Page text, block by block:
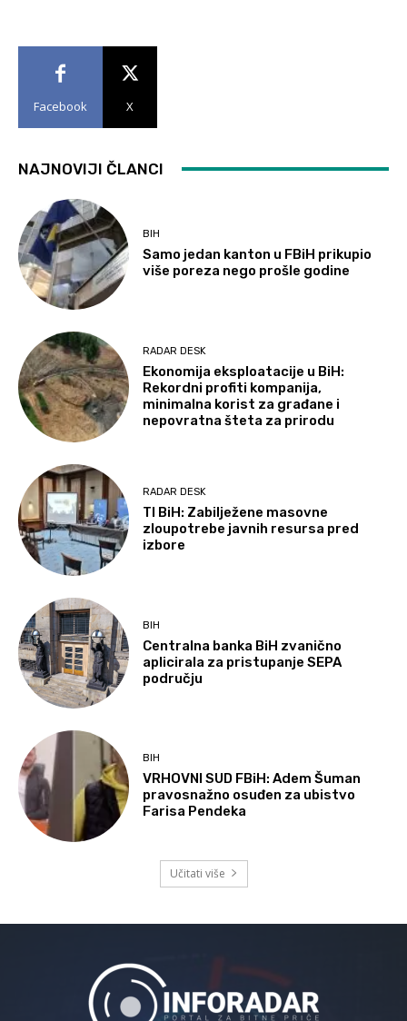
Facebook X
NAJNOVIJI ČLANCI
BIH
Samo jedan kanton u FBiH prikupio
više poreza nego prošle godine
RADAR DESK
Ekonomija eksploatacije u BiH:
Rekordni profiti kompanija,
minimalna korist za građane i
nepovratna šteta za prirodu
RADAR DESK
TI BiH: Zabilježene masovne
zloupotrebe javnih resursa pred
izbore
BIH
Centralna banka BiH zvanično
aplicirala za pristupanje SEPA
području
BIH
VRHOVNI SUD FBiH: Adem Šuman
pravosnažno osuđen za ubistvo
Farisa Pendeka
Učitati više